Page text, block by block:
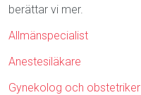
berättar vi mer.
Allmänspecialist
Anestesiläkare
Gynekolog och obstetriker